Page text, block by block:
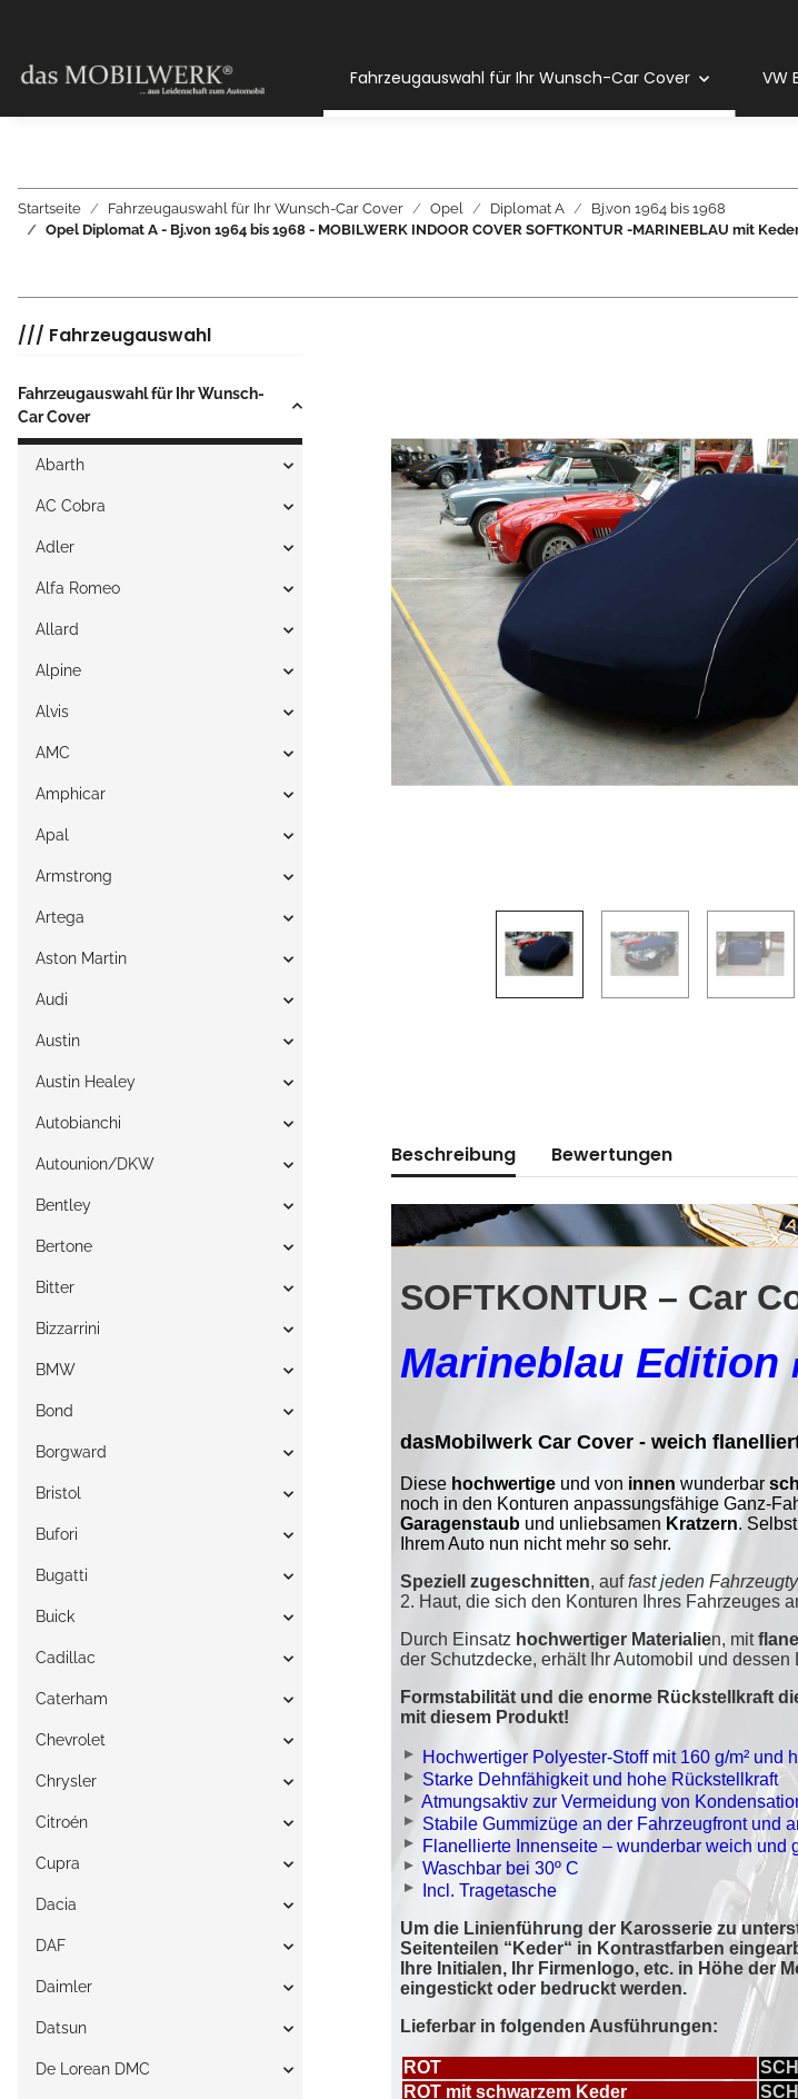
Fahrzeugauswahl für Ihr Wunsch-Car Cover VW
Startseite Fahrzeugauswahl für Ihr Wunsch-Car Cover Opel Diplomat A
Bj.von 1964 bis 1968
Opel Diplomat A - Bj.von 1964 bis 1968 - MOBILWERK INDOOR COVER SOFTKONTUR -MARINEBLAU mit
Beschreibung Bewertungen
/// Fahrzeugauswahl
Fahrzeugauswahl für Ihr Wunsch-
Car Cover
Abarth
AC Cobra
Adler
Alfa Romeo
Allard
Alpine
Alvis
AMC
Amphicar
Apal
Armstrong
Artega
Aston Martin
Audi
Austin
Austin Healey
Autobianchi
Autounion/DKW
Bentley
Bertone
Bitter
Bizzarrini
BMW
Bond
Borgward
Bristol
Bufori
Bugatti
Buick
Cadillac
Caterham
Chevrolet
Chrysler
Citroén
Cupra
Dacia
DAF
Daimler
Datsun
De Lorean DMC